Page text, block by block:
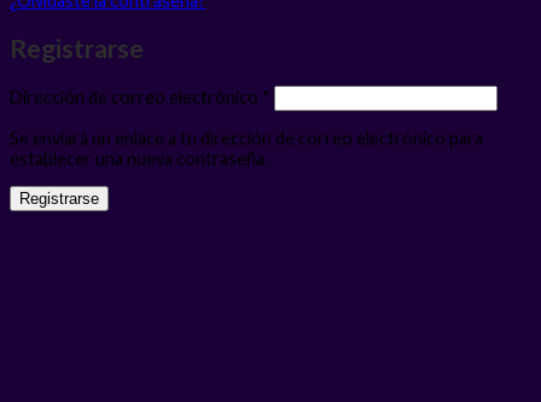
Registrarse
Dirección de correo electrónico *
Se enviará un enlace a tu dirección de correo electrónico para
establecer una nueva contraseña.
Registrarse